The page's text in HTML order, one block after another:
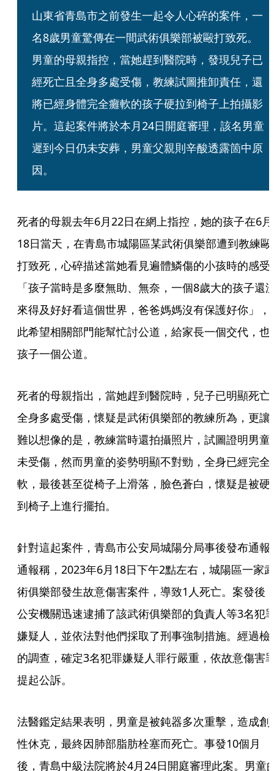
山東省青島市之前發生一起令人心碎的案件，一
名8歲男童驚傳在一間武術俱樂部被毆打致死。
男童的母親指控，當她趕到醫院時，發現兒子已
經死亡且全身多處受傷，教練試圖推卸責任，還
將已經身體完全癱軟的孩子硬拉到椅子上拍攝影
片。這起案件將於本月24日開庭審理，該名男童
遲到今日仍未安葬，男童父親則辛酸透露箇中原
因。
死者的母親去年6月22日在網上指控，她的孩子在6月
18日當天，在青島市城陽區某武術俱樂部遭到教練毆
打致死，心碎描述當她看見遍體鱗傷的小孩時的感受
「孩子當時是多麼無助、無奈，一個8歲大的孩子還
來得及好好看這個世界，爸爸媽媽沒有保護好你」，
此希望相關部門能幫忙討公道，給家長一個交代，也
孩子一個公道。
死者的母親指出，當她趕到醫院時，兒子已明顯死亡
全身多處受傷，懷疑是武術俱樂部的教練所為，更讓
難以想像的是，教練當時還拍攝照片，試圖證明男童
未受傷，然而男童的姿勢明顯不對勁，全身已經完全
軟，最後甚至從椅子上滑落，臉色蒼白，懷疑是被硬
到椅子上進行擺拍。
針對這起案件，青島市公安局城陽分局事後發布通報
通報稱，2023年6月18日下午2點左右，城陽區一家
術俱樂部發生故意傷害案件，導致1人死亡。案發後
公安機關迅速逮捕了該武術俱樂部的負責人等3名犯
嫌疑人，並依法對他們採取了刑事強制措施。經過檢
的調查，確定3名犯罪嫌疑人罪行嚴重，依故意傷害
提起公訴。
法醫鑑定結果表明，男童是被鈍器多次重擊，造成創
性休克，最終因肺部脂肪栓塞而死亡。事發10個月
後，青島中級法院將於4月24日開庭審理此案。男童